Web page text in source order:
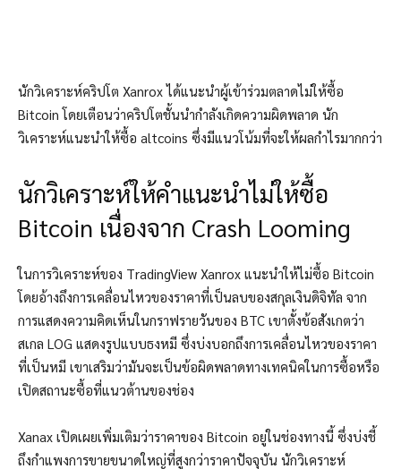
นักวิเคราะห์คริปโต Xanrox ได้แนะนำผู้เข้าร่วมตลาดไม่ให้ซื้อ
Bitcoin โดยเตือนว่าคริปโตชั้นนำกำลังเกิดความผิดพลาด นัก
วิเคราะห์แนะนำให้ซื้อ altcoins ซึ่งมีแนวโน้มที่จะให้ผลกำไรมากกว่า
นักวิเคราะห์ให้คำแนะนำไม่ให้ซื้อ
Bitcoin เนื่องจาก Crash Looming
ในการวิเคราะห์ของ TradingView Xanrox แนะนำให้ไม่ซื้อ Bitcoin
โดยอ้างถึงการเคลื่อนไหวของราคาที่เป็นลบของสกุลเงินดิจิทัล จาก
การแสดงความคิดเห็นในกราฟรายวันของ BTC เขาตั้งข้อสังเกตว่า
สเกล LOG แสดงรูปแบบธงหมี ซึ่งบ่งบอกถึงการเคลื่อนไหวของราคา
ที่เป็นหมี เขาเสริมว่ามันจะเป็นข้อผิดพลาดทางเทคนิคในการซื้อหรือ
เปิดสถานะซื้อที่แนวต้านของช่อง
Xanax เปิดเผยเพิ่มเติมว่าราคาของ Bitcoin อยู่ในช่องทางนี้ ซึ่งบ่งชี้
ถึงกำแพงการขายขนาดใหญ่ที่สูงกว่าราคาปัจจุบัน นักวิเคราะห์